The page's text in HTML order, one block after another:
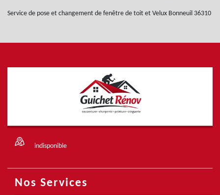
Service de pose et changement de fenêtre de toit et Velux Bonneuil 36310
indisponible
Nos Services